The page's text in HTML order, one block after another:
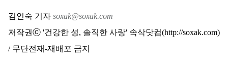
김인숙 기자 soxak@soxak.com
저작권ⓒ '건강한 성, 솔직한 사랑' 속삭닷컴(http://soxak.com)
/ 무단전재-재배포 금지